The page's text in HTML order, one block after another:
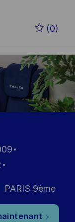
(0)
PARIS 9ème